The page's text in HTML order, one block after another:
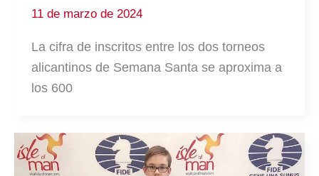
11 de marzo de 2024
La cifra de inscritos entre los dos torneos
alicantinos de Semana Santa se aproxima a
los 600